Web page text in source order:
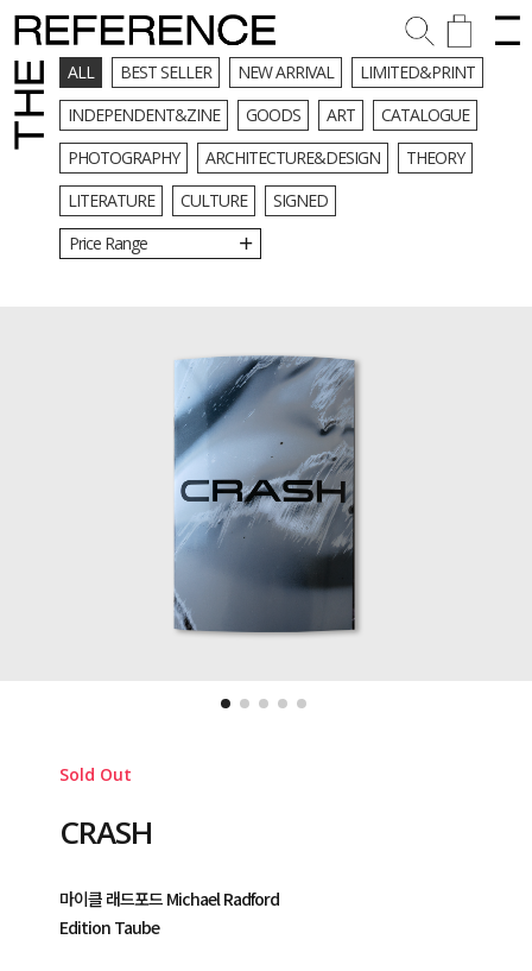
ALL BEST SELLER NEW ARRIVAL
LIMITED&PRINT
INDEPENDENT&ZINE
GOODS ART
CATALOGUE
PHOTOGRAPHY
ARCHITECTURE&DESIGN
THEORY
LITERATURE
CULTURE
SIGNED
Price Range
Sold Out
CRASH
마이클 래드포드 Michael Radford
Edition Taube